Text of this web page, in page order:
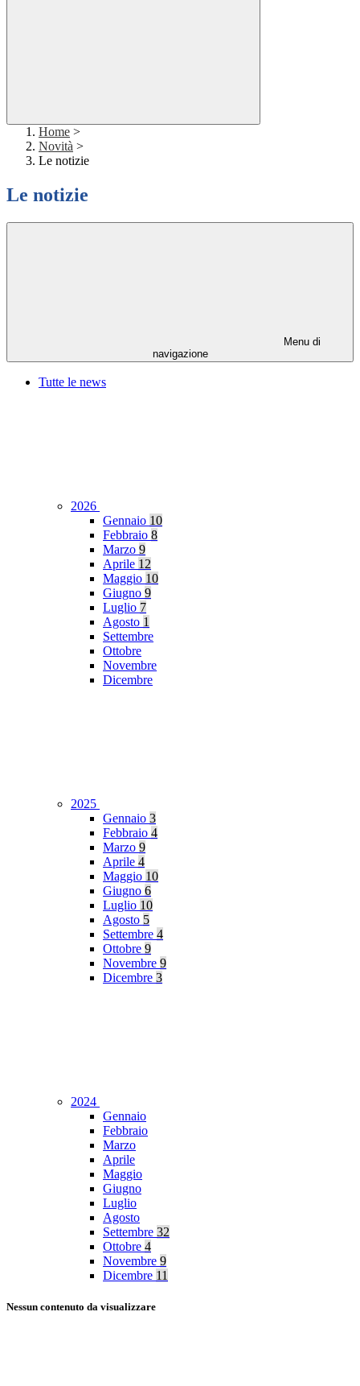
Home >
Novità >
Le notizie
Le notizie
Menu di
navigazione
Tutte le news
2026
Gennaio 10
Febbraio 8
Marzo 9
Aprile 12
Maggio 10
Giugno 9
Luglio 7
Agosto 1
Settembre
Ottobre
Novembre
Dicembre
2025
Gennaio 3
Febbraio 4
Marzo 9
Aprile 4
Maggio 10
Giugno 6
Luglio 10
Agosto 5
Settembre 4
Ottobre 9
Novembre 9
Dicembre 3
2024
Gennaio
Febbraio
Marzo
Aprile
Maggio
Giugno
Luglio
Agosto
Settembre 32
Ottobre 4
Novembre 9
Dicembre 11
Nessun contenuto da visualizzare